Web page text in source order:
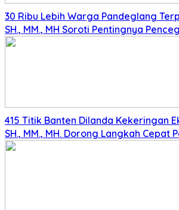
30 Ribu Lebih Warga Pandeglang
SH., MM., MH Soroti Pentingnya
415 Titik Banten Dilanda Kekeringan
SH., MM., MH. Dorong Langkah Cepat